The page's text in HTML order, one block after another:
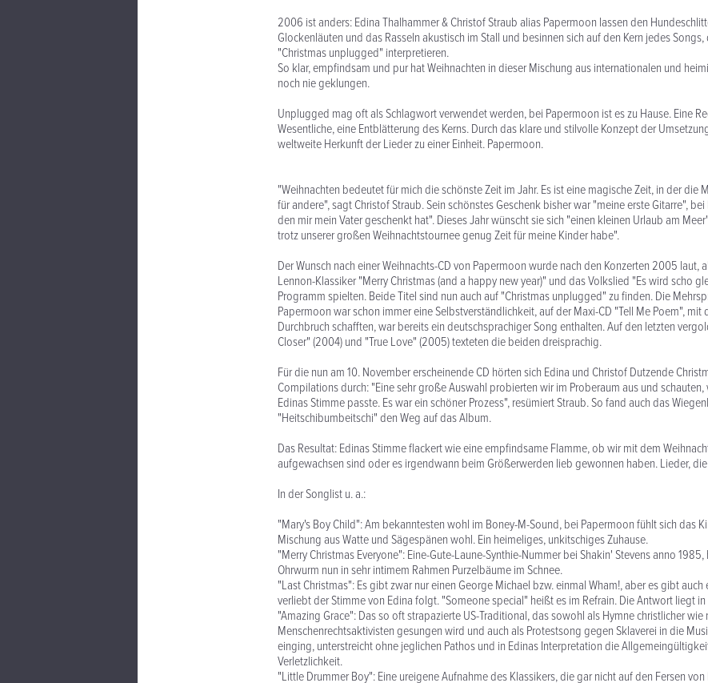
2006 ist anders: Edina Thalhammer & Christof Straub alias Papermoon lassen den
Glockenläuten und das Rasseln akustisch im Stall und besinnen sich auf den Kern jedes
"Christmas unplugged" interpretieren.
So klar, empfindsam und pur hat Weihnachten in dieser Mischung aus internationalen und
noch nie geklungen.
Unplugged mag oft als Schlagwort verwendet werden, bei Papermoon ist es zu Hause. Eine
Wesentliche, eine Entblätterung des Kerns. Durch das klare und stilvolle Konzept der
weltweite Herkunft der Lieder zu einer Einheit. Papermoon.
"Weihnachten bedeutet für mich die schönste Zeit im Jahr. Es ist eine magische Zeit, in der die
für andere", sagt Christof Straub. Sein schönstes Geschenk bisher war "meine erste Gitarre",
den mir mein Vater geschenkt hat". Dieses Jahr wünscht sie sich "einen kleinen Urlaub am
trotz unserer großen Weihnachtstournee genug Zeit für meine Kinder habe".
Der Wunsch nach einer Weihnachts-CD von Papermoon wurde nach den Konzerten 2005 laut,
Lennon-Klassiker "Merry Christmas (and a happy new year)" und das Volkslied "Es wird scho
Programm spielten. Beide Titel sind nun auch auf "Christmas unplugged" zu finden. Die
Papermoon war schon immer eine Selbstverständlichkeit, auf der Maxi-CD "Tell Me Poem", mit
Durchbruch schafften, war bereits ein deutschsprachiger Song enthalten. Auf den letzten
Closer" (2004) und "True Love" (2005) texteten die beiden dreisprachig.
Für die nun am 10. November erscheinende CD hörten sich Edina und Christof Dutzende
Compilations durch: "Eine sehr große Auswahl probierten wir im Proberaum aus und schauten,
Edinas Stimme passte. Es war ein schöner Prozess", resümiert Straub. So fand auch das
"Heitschibumbeitschi" den Weg auf das Album.
Das Resultat: Edinas Stimme flackert wie eine empfindsame Flamme, ob wir mit dem
aufgewachsen sind oder es irgendwann beim Größerwerden lieb gewonnen haben. Lieder,
In der Songlist u. a.:
"Mary's Boy Child": Am bekanntesten wohl im Boney-M-Sound, bei Papermoon fühlt sich das
Mischung aus Watte und Sägespänen wohl. Ein heimeliges, unkitschiges Zuhause.
"Merry Christmas Everyone": Eine-Gute-Laune-Synthie-Nummer bei Shakin' Stevens anno
Ohrwurm nun in sehr intimem Rahmen Purzelbäume im Schnee.
"Last Christmas": Es gibt zwar nur einen George Michael bzw. einmal Wham!, aber es gibt auch
verliebt der Stimme von Edina folgt. "Someone special" heißt es im Refrain. Die Antwort liegt
"Amazing Grace": Das so oft strapazierte US-Traditional, das sowohl als Hymne christlicher wie
Menschenrechtsaktivisten gesungen wird und auch als Protestsong gegen Sklaverei in die
einging, unterstreicht ohne jeglichen Pathos und in Edinas Interpretation die
Verletzlichkeit.
"Little Drummer Boy": Eine ureigene Aufnahme des Klassikers, die gar nicht auf den Fersen